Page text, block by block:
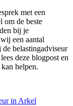
met een
om de beste
bij je
een aantal
belastingadviseur
deze blogpost en
helpen.
in Arkel